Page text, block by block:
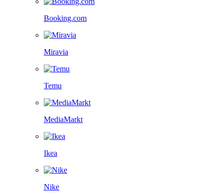
Booking.com
Miravia
Temu
MediaMarkt
Ikea
Nike